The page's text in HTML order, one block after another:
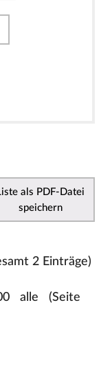
als PDF-Datei
speichern
2 Einträge)
alle (Seite